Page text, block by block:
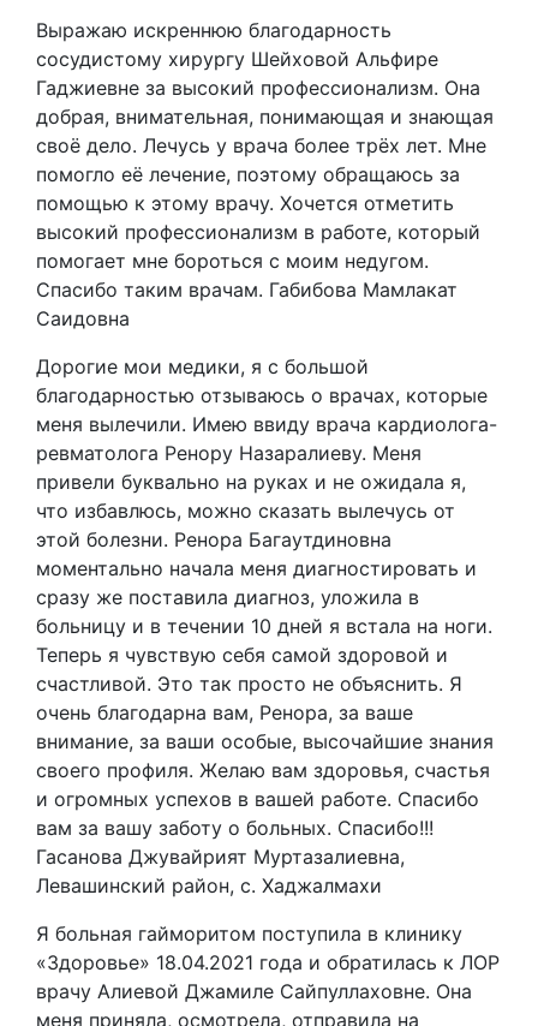
Выражаю искреннюю благодарность
сосудистому хирургу Шейховой Альфире
Гаджиевне за высокий профессионализм. Она
добрая, внимательная, понимающая и знающая
своё дело. Лечусь у врача более трёх лет. Мне
помогло её лечение, поэтому обращаюсь за
помощью к этому врачу. Хочется отметить
высокий профессионализм в работе, который
помогает мне бороться с моим недугом.
Спасибо таким врачам. Габибова Мамлакат
Саидовна
Дорогие мои медики, я с большой
благодарностью отзываюсь о врачах, которые
меня вылечили. Имею ввиду врача кардиолога-
ревматолога Ренору Назаралиеву. Меня
привели буквально на руках и не ожидала я,
что избавлюсь, можно сказать вылечусь от
этой болезни. Ренора Багаутдиновна
моментально начала меня диагностировать и
сразу же поставила диагноз, уложила в
больницу и в течении 10 дней я встала на ноги.
Теперь я чувствую себя самой здоровой и
счастливой. Это так просто не объяснить. Я
очень благодарна вам, Ренора, за ваше
внимание, за ваши особые, высочайшие знания
своего профиля. Желаю вам здоровья, счастья
и огромных успехов в вашей работе. Спасибо
вам за вашу заботу о больных. Спасибо!!!
Гасанова Джувайрият Муртазалиевна,
Левашинский район, с. Хаджалмахи
Я больная гайморитом поступила в клинику
«Здоровье» 18.04.2021 года и обратилась к ЛОР
врачу Алиевой Джамиле Сайпуллаховне. Она
меня приняла, осмотрела, отправила на